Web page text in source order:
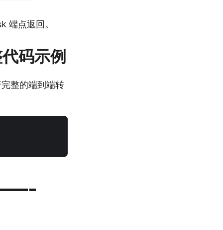
端点返回。
码示例
整的端到端转